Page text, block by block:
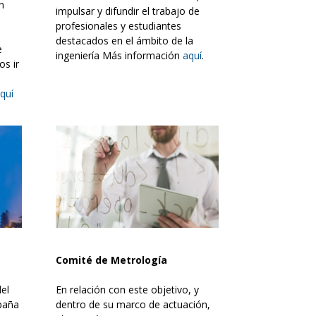
ir
impulsar y difundir el trabajo de
profesionales y estudiantes
destacados en el ámbito de la
ingeniería Más información aquí.
Comité de Metrología
En relación con este objetivo, y
dentro de su marco de actuación,